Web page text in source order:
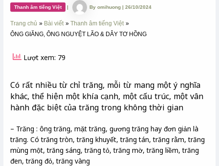
Thanh âm tiếng Việt | Byomihuong|26/10/2024
Trang chủ Bài viết
Thanh âm tiếng Việt
ÔNG GIĂNG, ÔNG NGUYỆT LÃO & DÂY TƠ HỒNG
Lượt xem: 79
Có rất nhiều từ chỉ trăng, mỗi từ mang một ý nghĩa
khác, thể hiện một khía cạnh, một cấu trúc, một vân
hành đặc biệt của trăng trong không thời gian
– Trăng : ông trăng, mặt trăng, gương trăng hay đơn giản là
trăng. Có trăng tròn, trăng khuyết, trăng tán, trăng rằm, trăng
mùng một, trăng sáng, trăng tỏ, trăng mờ, trăng liềm, trăng
đen, trăng đỏ, trăng vàng